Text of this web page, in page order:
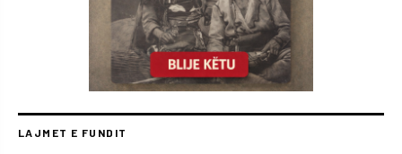
LAJMET E FUNDIT